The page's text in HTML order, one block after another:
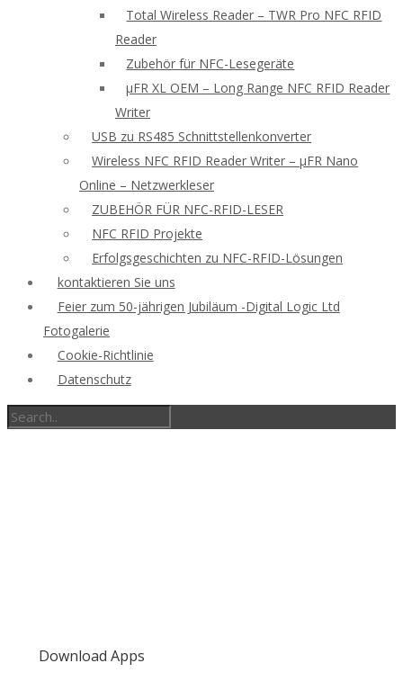
Total Wireless Reader – TWR Pro NFC RFID
Reader
Zubehör für NFC-Lesegeräte
μFR XL OEM – Long Range NFC RFID Reader
Writer
USB zu RS485 Schnittstellenkonverter
Wireless NFC RFID Reader Writer – μFR Nano
Online – Netzwerkleser
ZUBEHÖR FÜR NFC-RFID-LESER
NFC RFID Projekte
Erfolgsgeschichten zu NFC-RFID-Lösungen
kontaktieren Sie uns
Feier zum 50-jährigen Jubiläum -Digital Logic Ltd
Fotogalerie
Cookie-Richtlinie
Datenschutz
Download Apps